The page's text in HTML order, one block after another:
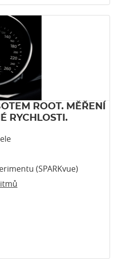
ROOT. MĚŘENÍ
RYCHLOSTI.
(SPARKvue)